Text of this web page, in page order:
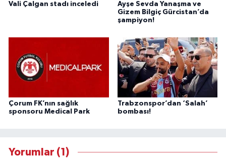
Vali Çalgan stadı inceledi
Ayşe Sevda Yanaşma ve
Gizem Bilgiç Gürcistan’da
şampiyon!
Çorum FK’nın sağlık
sponsoru Medical Park
Trabzonspor’dan ‘Salah’
bombası!
Yorumlar (1)